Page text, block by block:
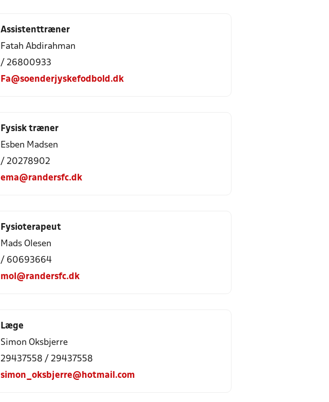
Assistenttræner
Fatah Abdirahman
/ 26800933
Fa@soenderjyskefodbold.dk
Fysisk træner
Esben Madsen
/ 20278902
ema@randersfc.dk
Fysioterapeut
Mads Olesen
/ 60693664
mol@randersfc.dk
Læge
Simon Oksbjerre
29437558 / 29437558
simon_oksbjerre@hotmail.com